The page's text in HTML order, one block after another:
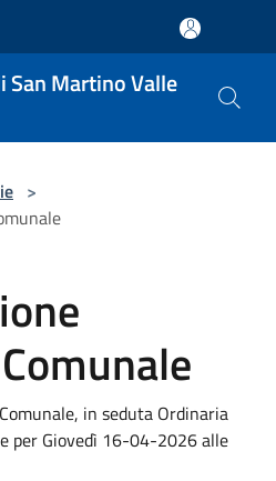
San Martino Valle
>
in seduta Ordinaria
per Giovedì 16-04-2026 alle